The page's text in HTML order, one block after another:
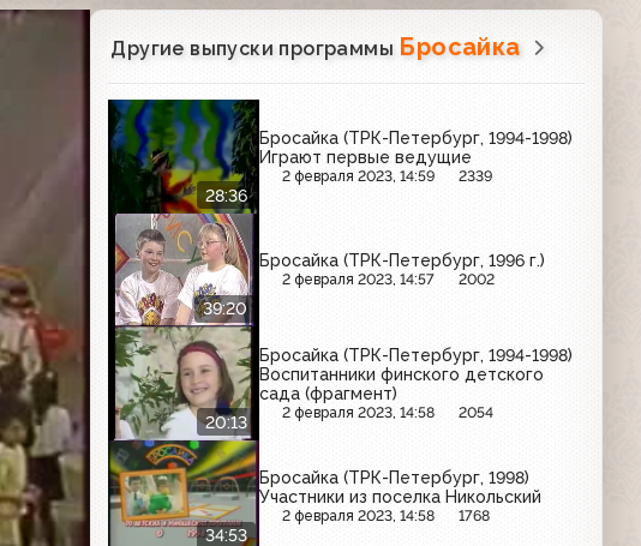
Другие выпуски программы Бросайка
28:36
Бросайка (ТРК-Петербург, 1994-1998)
Играют первые ведущие
2 февраля 2023, 14:59 2339
39:20
Бросайка (ТРК-Петербург, 1996 г.)
2 февраля 2023, 14:57 2002
20:13
Бросайка (ТРК-Петербург, 1994-1998)
Воспитанники финского детского
сада (фрагмент)
2 февраля 2023, 14:58 2054
34:53
Бросайка (ТРК-Петербург, 1998)
Участники из поселка Никольский
2 февраля 2023, 14:58 1768